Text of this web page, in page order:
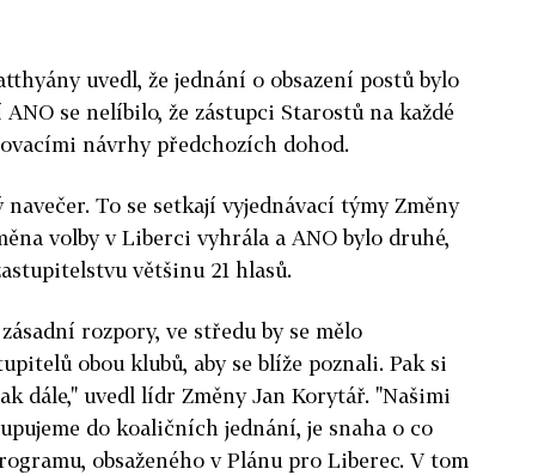
uvedl, že jednání o obsazení postů bylo
se nelíbilo, že zástupci Starostů na každé
návrhy předchozích dohod.
To se setkají vyjednávací týmy Změny
volby v Liberci vyhrála a ANO bylo druhé,
většinu 21 hlasů.
rozpory, ve středu by se mělo
obou klubů, aby se blíže poznali. Pak si
dále," uvedl lídr Změny Jan Korytář. "Našimi
do koaličních jednání, je snaha o co
obsaženého v Plánu pro Liberec. V tom